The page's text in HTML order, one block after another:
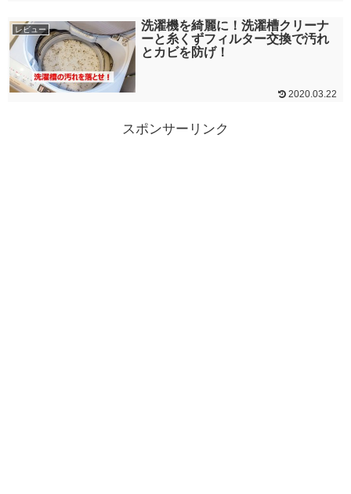
レビュー
洗濯機を綺麗に！洗濯槽クリーナ
ーと糸くずフィルター交換で汚れ
とカビを防げ！
2020.03.22
スポンサーリンク